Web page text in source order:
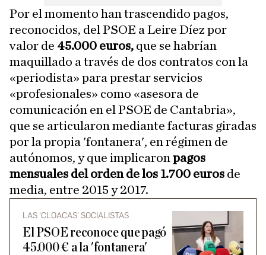
Por el momento han trascendido pagos,
reconocidos, del PSOE a Leire Díez por
valor de 45.000 euros, que se habrían
maquillado a través de dos contratos con la
«periodista» para prestar servicios
«profesionales» como «asesora de
comunicación en el PSOE de Cantabria»,
que se articularon mediante facturas giradas
por la propia 'fontanera', en régimen de
autónomos, y que implicaron pagos
mensuales del orden de los 1.700 euros de
media, entre 2015 y 2017.
LAS 'CLOACAS' SOCIALISTAS
El PSOE reconoce que pagó
45.000 € a la 'fontanera'